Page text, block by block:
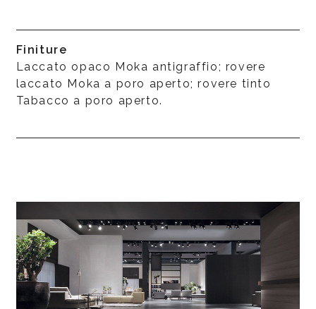
Finiture
Laccato opaco Moka antigraffio; rovere
laccato Moka a poro aperto; rovere tinto
Tabacco a poro aperto.